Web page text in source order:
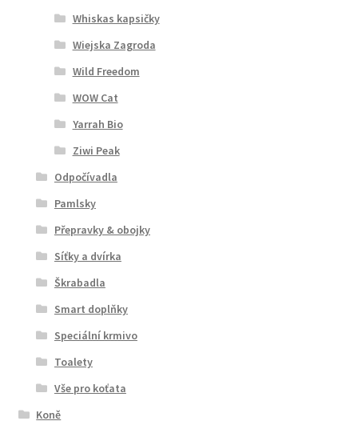
Whiskas kapsičky
Wiejska Zagroda
Wild Freedom
WOW Cat
Yarrah Bio
Ziwi Peak
Odpočívadla
Pamlsky
Přepravky & obojky
Síťky a dvírka
Škrabadla
Smart doplňky
Speciální krmivo
Toalety
Vše pro koťata
Koně